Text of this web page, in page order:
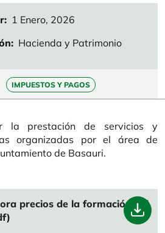
1 Enero, 2026
Hacienda y Patrimonio
IMPUESTOS Y PAGOS
la prestación de servicios y
organizadas por el área de
de Basauri.
precios de la formación del